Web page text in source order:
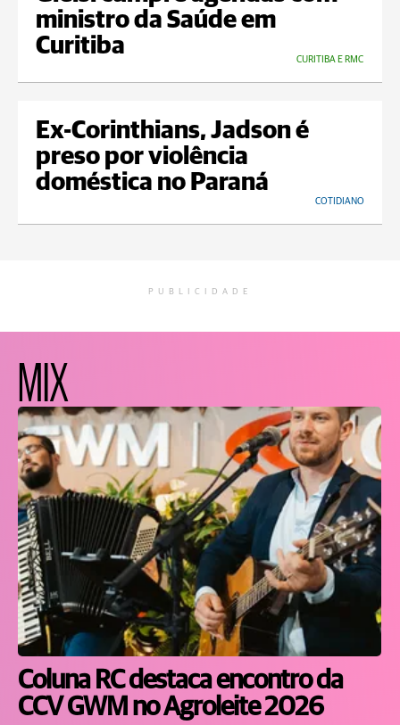
ministro da Saúde em
Curitiba
CURITIBA E RMC
Ex-Corinthians, Jadson é
preso por violência
doméstica no Paraná
COTIDIANO
PUBLICIDADE
MIX
Coluna RC destaca encontro da
CCV GWM no Agroleite 2026